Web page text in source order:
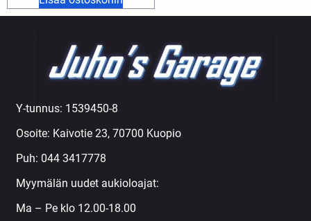
Y-tunnus: 1539450-8
Osoite: Kaivotie 23, 70700 Kuopio
Puh: 044 3417778
Myymälän uudet aukioloajat:
Ma – Pe klo 12.00-18.00